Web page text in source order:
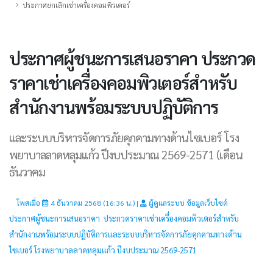
ประกาศยกเลิกเช่าเครื่องคอมพิวเตอร์
ประกาศผู้ชนะการเสนอราคา ประกวด
ราคาเช่าเครื่องคอมพิวเตอร์สำหรับ
สำนักงานพร้อมระบบปฏิบัติการ
และระบบบริหารจัดการภัยคุกคามทางด้านไซเบอร์ โรง
พยาบาลลาดหลุมแก้ว ปีงบประมาณ 2569-2571 (เดือน
ธันวาคม
โพสเมื่อ 4 ธันวาคม 2568 (16:36 น.) | ผู้ดูแลระบบ ข้อมูลเว็บไซต์
ประกาศผู้ชนะการเสนอราคา ประกวดราคาเช่าเครื่องคอมพิวเตอร์สำหรับ
สำนักงานพร้อมระบบปฏิบัติการและระบบบริหารจัดการภัยคุกคามทางด้าน
ไซเบอร์ โรงพยาบาลลาดหลุมแก้ว ปีงบประมาณ 2569-2571